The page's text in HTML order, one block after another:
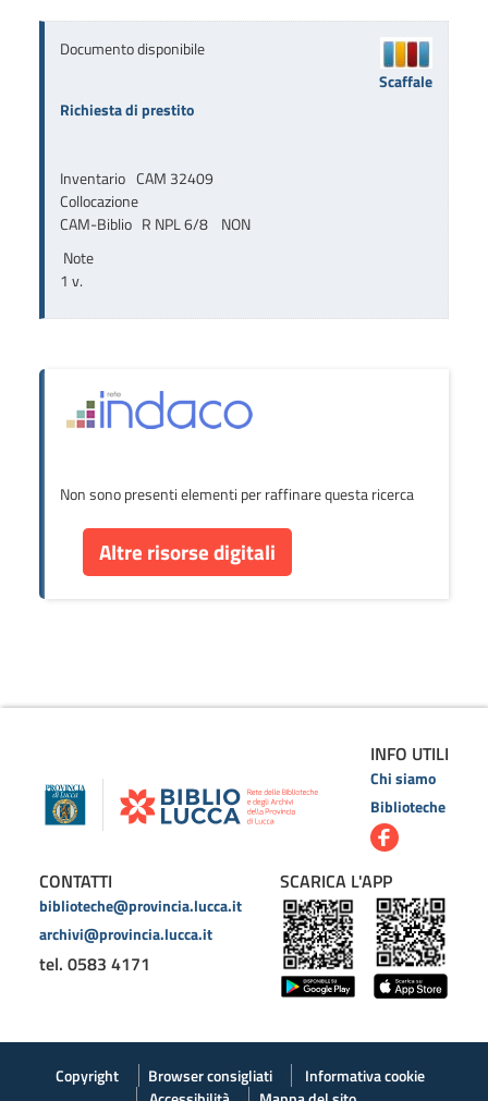
Documento disponibile
Richiesta di prestito
Inventario CAM 32409
Collocazione
CAM-Biblio   R NPL 6/8    NON
Note
1 v.
Scaffale
Non sono presenti elementi per raffinare questa ricerca
Altre risorse digitali
INFO UTILI
Chi siamo
Biblioteche
CONTATTI
biblioteche@provincia.lucca.it
archivi@provincia.lucca.it
tel. 0583 4171
SCARICA L'APP
Copyright Browser consigliati
Informativa cookie